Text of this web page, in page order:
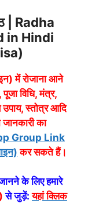
| Radha
in Hindi
में रोजाना आने
पूजा विधि, मंत्र,
उपाय, स्तोत्र आदि
जानकारी का
Group Link
कर सकते हैं।
के लिए हमारे
से जुड़ें:यहां क्लिक